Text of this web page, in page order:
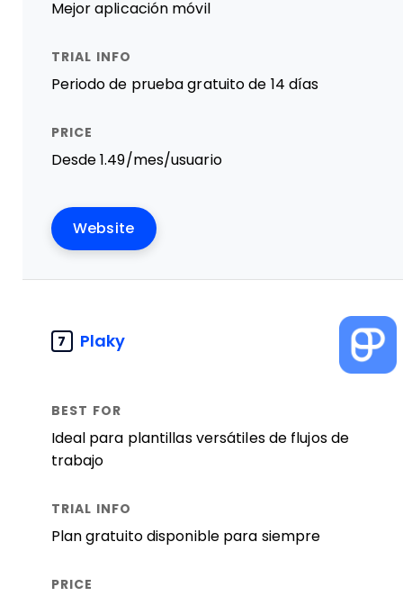
Mejor aplicación móvil
Periodo de prueba gratuito de 14 días
Desde 1.49/mes/usuario
Website
7 Plaky
Ideal para plantillas versátiles de flujos de
trabajo
Plan gratuito disponible para siempre